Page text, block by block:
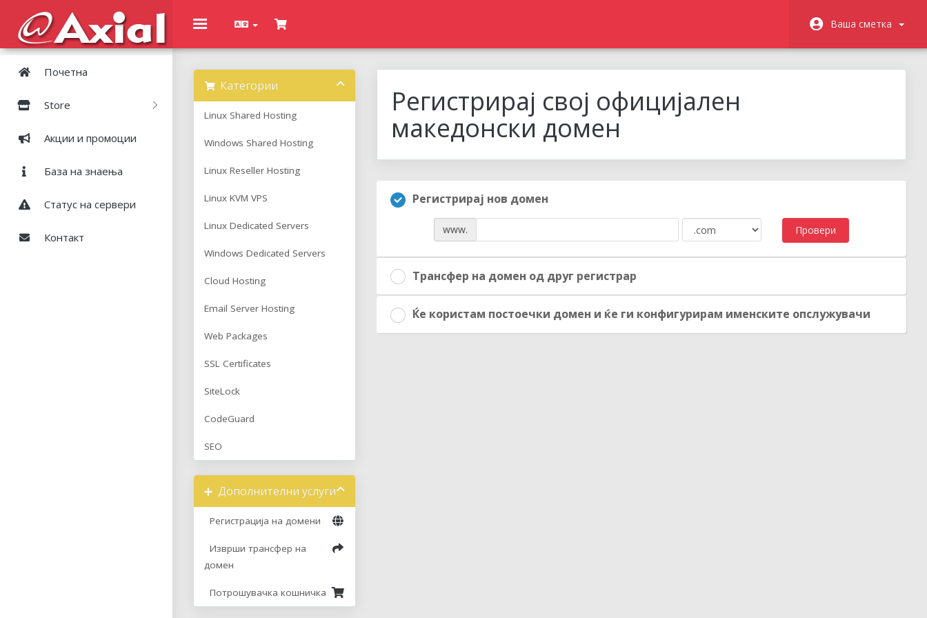
Toggle
Ваша сметка
Почетна
Store
Акции и промоции
База на знаења
Статус на сервери
Контакт
Категории
Linux Shared Hosting
Windows Shared Hosting
Linux Reseller Hosting
Linux KVM VPS
Linux Dedicated Servers
Windows Dedicated Servers
Cloud Hosting
Email Server Hosting
Web Packages
SSL Certificates
SiteLock
CodeGuard
SEO
Дополнителни услуги
Регистрација на домени
Изврши трансфер на
домен
Потрошувачка кошничка
Регистрирај свој официјален
македонски домен
Регистрирај нов домен
www. Провери
Трансфер на домен од друг регистрар
Ќе користам постоечки домен и ќе ги конфигурирам именските опслужувачи